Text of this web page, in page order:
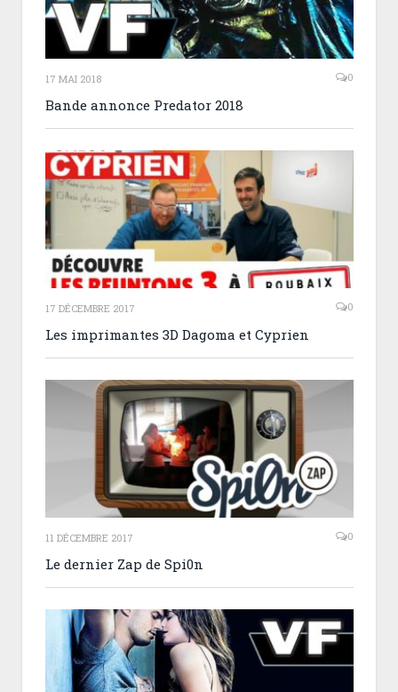
17 MAI 2018 0
Bande annonce Predator 2018
17 DÉCEMBRE 2017 0
Les imprimantes 3D Dagoma et Cyprien
11 DÉCEMBRE 2017 0
Le dernier Zap de Spi0n